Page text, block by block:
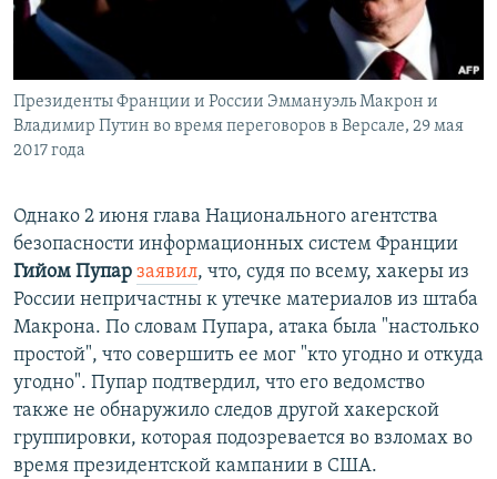
Президенты Франции и России Эммануэль Макрон и
Владимир Путин во время переговоров в Версале, 29 мая
2017 года
Однако 2 июня глава Национального агентства
безопасности информационных систем Франции
Гийом Пупар заявил, что, судя по всему, хакеры из
России непричастны к утечке материалов из штаба
Макрона. По словам Пупара, атака была "настолько
простой", что совершить ее мог "кто угодно и откуда
угодно". Пупар подтвердил, что его ведомство
также не обнаружило следов другой хакерской
группировки, которая подозревается во взломах во
время президентской кампании в США.